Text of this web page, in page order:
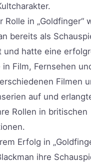
Rolle in „Goldfinger“
bereits als
und hatte eine
in Film, Fernsehen
Filmen
auf und
Rollen in britischen
Erfolg in
ihre